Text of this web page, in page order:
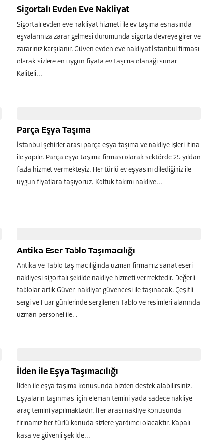
Sigortalı Evden Eve Nakliyat
Sigortalı evden eve nakliyat hizmeti ile ev taşıma esnasında
eşyalarınıza zarar gelmesi durumunda sigorta devreye girer ve
zararınız karşılanır. Güven evden eve nakliyat İstanbul firması
olarak sizlere en uygun fiyata ev taşıma olanağı sunar.
Kaliteli...
Parça Eşya Taşıma
İstanbul şehirler arası parça eşya taşıma ve nakliye işleri itina
ile yapılır. Parça eşya taşıma firması olarak sektörde 25 yıldan
fazla hizmet vermekteyiz. Her türlü ev eşyasını dilediğiniz ile
uygun fiyatlara taşıyoruz. Koltuk takımı nakliye...
Antika Eser Tablo Taşımacılığı
Antika ve Tablo taşımacılığında uzman firmamız sanat eseri
nakliyesi sigortalı şekilde nakliye hizmeti vermektedir. Değerli
tablolar artık Güven nakliyat güvencesi ile taşınacak. Çeşitli
sergi ve Fuar günlerinde sergilenen Tablo ve resimleri alanında
uzman personel ile...
İlden ile Eşya Taşımacılığı
İlden ile eşya taşıma konusunda bizden destek alabilirsiniz.
Eşyaların taşınması için eleman temini yada sadece nakliye
araç temini yapılmaktadır. İller arası nakliye konusunda
firmamız her türlü konuda sizlere yardımcı olacaktır. Kapalı
kasa ve güvenli şekilde...